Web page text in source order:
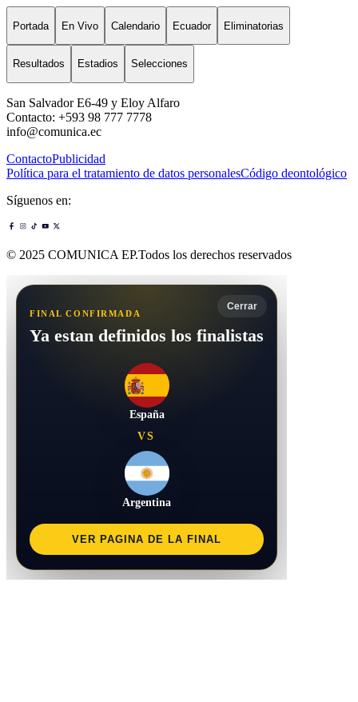
Portada En Vivo Calendario Ecuador Eliminatorias
Resultados Estadios Selecciones
San Salvador E6-49 y Eloy Alfaro
Contacto: +593 98 777 7778
info@comunica.ec
ContactoPublicidad
Política para el tratamiento de datos personalesCódigo deontológico
Síguenos en:
© 2025 COMUNICA EP.Todos los derechos reservados
Cerrar
FINAL CONFIRMADA
Ya estan definidos los finalistas
España
VS
Argentina
VER PAGINA DE LA FINAL